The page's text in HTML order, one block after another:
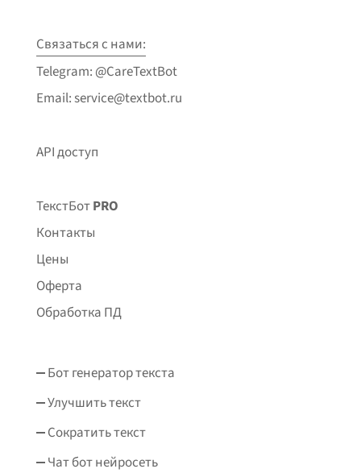
Связаться с нами:
Telegram: @CareTextBot
Email: service@textbot.ru
API доступ
ТекстБотPRO
Контакты
Цены
Оферта
Обработка ПД
Бот генератор текста
Улучшить текст
Сократить текст
Чат бот нейросеть